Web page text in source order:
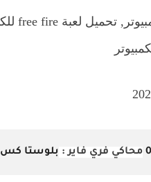
تحميل لعبة free fire للكمبيوتر,
محاكي فري فاير : بلوستا كس